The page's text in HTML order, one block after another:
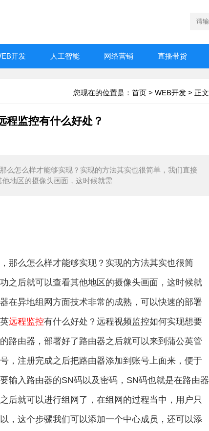
开发 人工智能 网络营销 直播带货
您现在的位置是： 首页 > WEB开发 > 正文
程监控有什么好处？
么怎么样才能够实现？实现的方法其实也很简单，我们直接
地区的摄像头画面，这时候就需
那么怎么样才能够实现？实现的方法其实也很简
功之后就可以查看其他地区的摄像头画面，这时候就
在异地组网方面技术非常的成熟，可以快速的部署
远程监控有什么好处？远程视频监控如何实现想要
路由器，部署好了路由器之后就可以来到蒲公英管
，注册完成之后把路由器添加到账号上面来，便于
输入路由器的SN码以及密码，SN码也就是在路由器
后就可以进行组网了，在组网的过程当中，用户只
，这个步骤我们可以添加一个中心成员，还可以添